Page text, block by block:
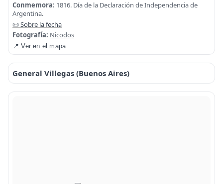
Conmemora: 1816. Día de la Declaración de Independencia de
Argentina.
📜 Sobre la fecha
Fotografía: Nicodos
📍 Ver en el mapa
General Villegas (Buenos Aires)